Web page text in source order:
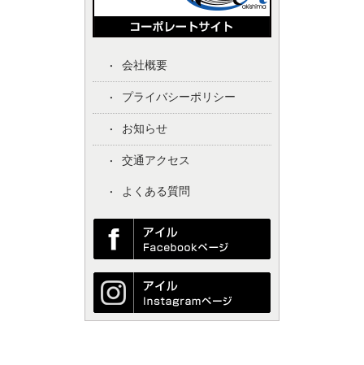
会社概要
プライバシーポリシー
お知らせ
交通アクセス
よくある質問